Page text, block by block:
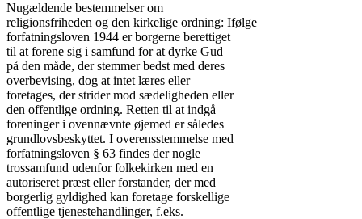
Nugældende bestemmelser om
religionsfriheden og den kirkelige ordning: Ifølge
forfatningsloven 1944 er borgerne berettiget
til at forene sig i samfund for at dyrke Gud
på den måde, der stemmer bedst med deres
overbevising, dog at intet læres eller
foretages, der strider mod sædeligheden eller
den offentlige ordning. Retten til at indgå
foreninger i ovennævnte øjemed er således
grundlovsbeskyttet. I overensstemmelse med
forfatningsloven § 63 findes der nogle
trossamfund udenfor folkekirken med en
autoriseret præst eller forstander, der med
borgerlig gyldighed kan foretage forskellige
offentlige tjenestehandlinger, f.eks.